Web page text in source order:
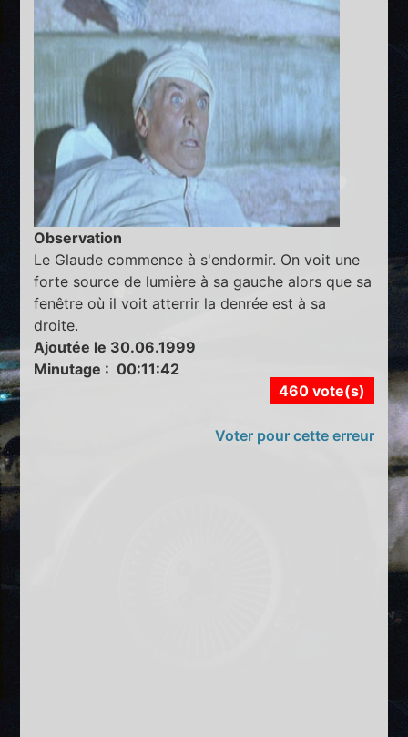
Observation
Le Glaude commence à s'endormir. On voit une
forte source de lumière à sa gauche alors que sa
fenêtre où il voit atterrir la denrée est à sa
droite.
Ajoutée le 30.06.1999
Minutage : 00:11:42
460 vote(s)
Voter pour cette erreur